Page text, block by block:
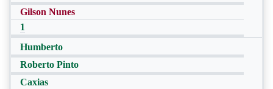
Gilson Nunes
1
Humberto
Roberto Pinto
Caxias